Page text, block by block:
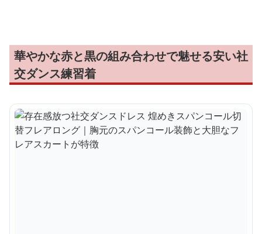
華やかな赤と黒の組み合わせで魅せる安い社
交ダンス練習着